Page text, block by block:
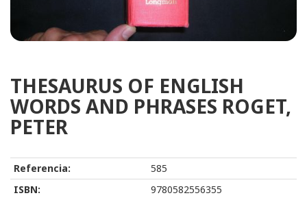
THESAURUS OF ENGLISH
WORDS AND PHRASES ROGET,
PETER
Referencia:
585
ISBN:
9780582556355